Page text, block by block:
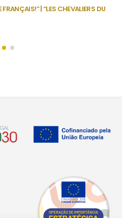
| “LES CHEVALIERS DU